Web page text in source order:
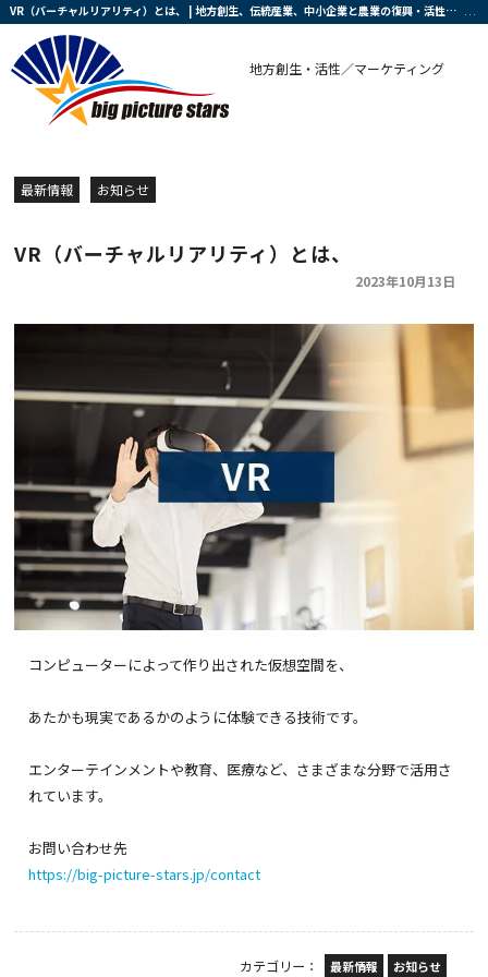
VR（バーチャルリアリティ）とは、 | 地方創生、伝統産業、中小企業と農業の復興・活性化を支援する会社です
地方創生・活性／マーケティング
最新情報 お知らせ
VR（バーチャルリアリティ）とは、
2023年10月13日
コンピューターによって作り出された仮想空間を、
あたかも現実であるかのように体験できる技術です。
エンターテインメントや教育、医療など、さまざまな分野で活用さ
れています。
お問い合わせ先
https://big-picture-stars.jp/contact
カテゴリー： 最新情報 お知らせ